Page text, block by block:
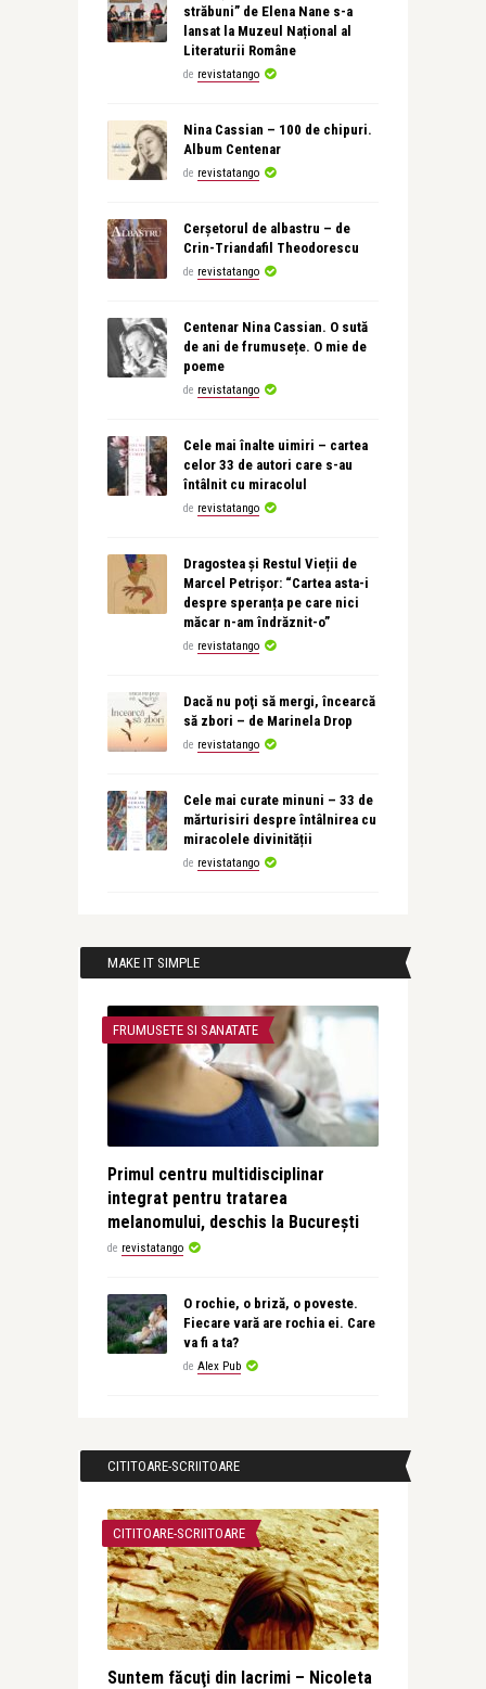
străbuni” de Elena Nane s-a
lansat la Muzeul Național al
Literaturii Române
de revistatango
Nina Cassian – 100 de chipuri.
Album Centenar
de revistatango
Cerșetorul de albastru – de
Crin-Triandafil Theodorescu
de revistatango
Centenar Nina Cassian. O sută
de ani de frumusețe. O mie de
poeme
de revistatango
Cele mai înalte uimiri – cartea
celor 33 de autori care s-au
întâlnit cu miracolul
de revistatango
Dragostea și Restul Vieții de
Marcel Petrișor: “Cartea asta-i
despre speranța pe care nici
măcar n-am îndrăznit-o”
de revistatango
Dacă nu poţi să mergi, încearcă
să zbori – de Marinela Drop
de revistatango
Cele mai curate minuni – 33 de
mărturisiri despre întâlnirea cu
miracolele divinității
de revistatango
MAKE IT SIMPLE
FRUMUSETE SI SANATATE
Primul centru multidisciplinar
integrat pentru tratarea
melanomului, deschis la București
de revistatango
O rochie, o briză, o poveste.
Fiecare vară are rochia ei. Care
va fi a ta?
de Alex Pub
CITITOARE-SCRIITOARE
CITITOARE-SCRIITOARE
Suntem făcuţi din lacrimi – Nicoleta